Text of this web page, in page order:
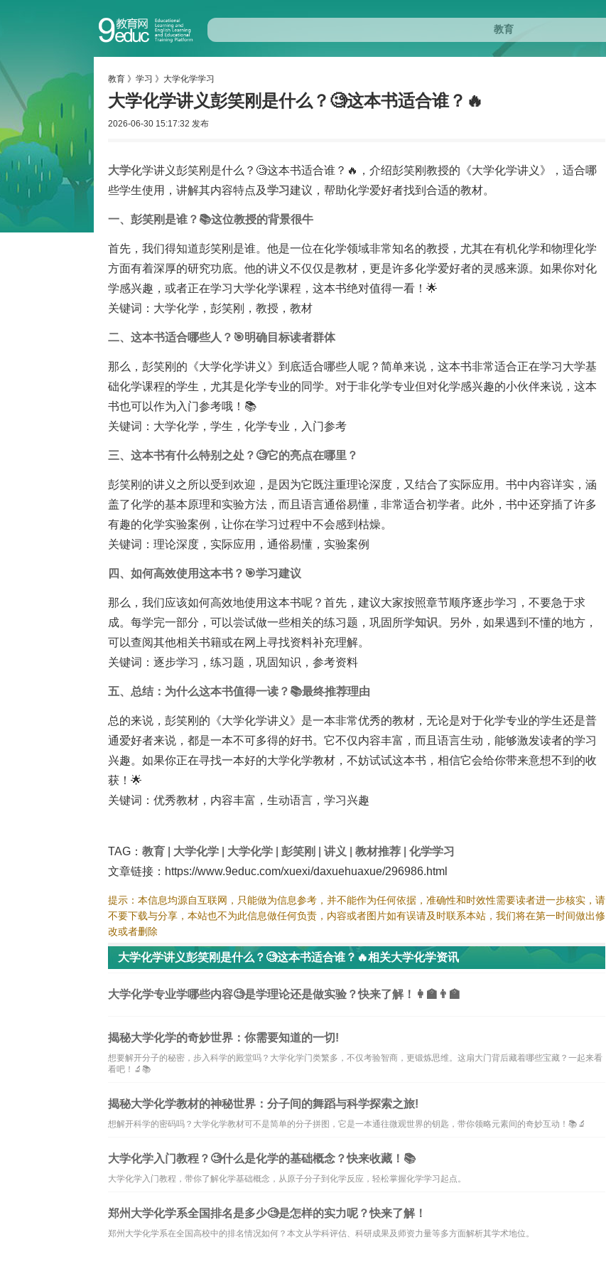
教育 》 学习 》 大学化学学习
大学化学讲义彭笑刚是什么？🧐这本书适合谁？🔥
2026-06-30 15:17:32 发布
大学化学讲义彭笑刚是什么？🧐这本书适合谁？🔥，介绍彭笑刚教授的《大学化学讲义》，适合哪
些学生使用，讲解其内容特点及学习建议，帮助化学爱好者找到合适的教材。
一、彭笑刚是谁？📚这位教授的背景很牛
首先，我们得知道彭笑刚是谁。他是一位在化学领域非常知名的教授，尤其在有机化学和物理化学
方面有着深厚的研究功底。他的讲义不仅仅是教材，更是许多化学爱好者的灵感来源。如果你对化
学感兴趣，或者正在学习大学化学课程，这本书绝对值得一看！🌟
关键词：大学化学，彭笑刚，教授，教材
二、这本书适合哪些人？🎯明确目标读者群体
那么，彭笑刚的《大学化学讲义》到底适合哪些人呢？简单来说，这本书非常适合正在学习大学基
础化学课程的学生，尤其是化学专业的同学。对于非化学专业但对化学感兴趣的小伙伴来说，这本
书也可以作为入门参考哦！📚
关键词：大学化学，学生，化学专业，入门参考
三、这本书有什么特别之处？🧐它的亮点在哪里？
彭笑刚的讲义之所以受到欢迎，是因为它既注重理论深度，又结合了实际应用。书中内容详实，涵
盖了化学的基本原理和实验方法，而且语言通俗易懂，非常适合初学者。此外，书中还穿插了许多
有趣的化学实验案例，让你在学习过程中不会感到枯燥。
关键词：理论深度，实际应用，通俗易懂，实验案例
四、如何高效使用这本书？🎯学习建议
那么，我们应该如何高效地使用这本书呢？首先，建议大家按照章节顺序逐步学习，不要急于求
成。每学完一部分，可以尝试做一些相关的练习题，巩固所学知识。另外，如果遇到不懂的地方，
可以查阅其他相关书籍或在网上寻找资料补充理解。
关键词：逐步学习，练习题，巩固知识，参考资料
五、总结：为什么这本书值得一读？📚最终推荐理由
总的来说，彭笑刚的《大学化学讲义》是一本非常优秀的教材，无论是对于化学专业的学生还是普
通爱好者来说，都是一本不可多得的好书。它不仅内容丰富，而且语言生动，能够激发读者的学习
兴趣。如果你正在寻找一本好的大学化学教材，不妨试试这本书，相信它会给你带来意想不到的收
获！🌟
关键词：优秀教材，内容丰富，生动语言，学习兴趣
TAG： 教育 大学化学 大学化学 彭笑刚 讲义 教材推荐
化学学习
文章链接：https://www.9educ.com/xuexi/daxuehuaxue/296986.html
提示：本信息均源自互联网，只能做为信息参考，并不能作为任何依据，准确性和时效性需要读者进一步核实，请
不要下载与分享，本站也不为此信息做任何负责，内容或者图片如有误请及时联系本站，我们将在第一时间做出修
改或者删除
大学化学讲义彭笑刚是什么？🧐这本书适合谁？🔥相关大学化学资讯
大学化学专业学哪些内容🧐是学理论还是做实验？快来了解！👩‍🏫👨‍🏫
揭秘大学化学的奇妙世界：你需要知道的一切!
想要解开分子的秘密，步入科学的殿堂吗？大学化学门类繁多，不仅考验智商，更锻炼思维。这扇大门背后藏着哪些宝藏？一起来看
看吧！🔬📚
揭秘大学化学教材的神秘世界：分子间的舞蹈与科学探索之旅!
想解开科学的密码吗？大学化学教材可不是简单的分子拼图，它是一本通往微观世界的钥匙，带你领略元素间的奇妙互动！📚🔬
大学化学入门教程？🧐什么是化学的基础概念？快来收藏！📚
大学化学入门教程，带你了解化学基础概念，从原子分子到化学反应，轻松掌握化学学习起点。
郑州大学化学系全国排名是多少🧐是怎样的实力呢？快来了解！
郑州大学化学系在全国高校中的排名情况如何？本文从学科评估、科研成果及师资力量等多方面解析其学术地位。